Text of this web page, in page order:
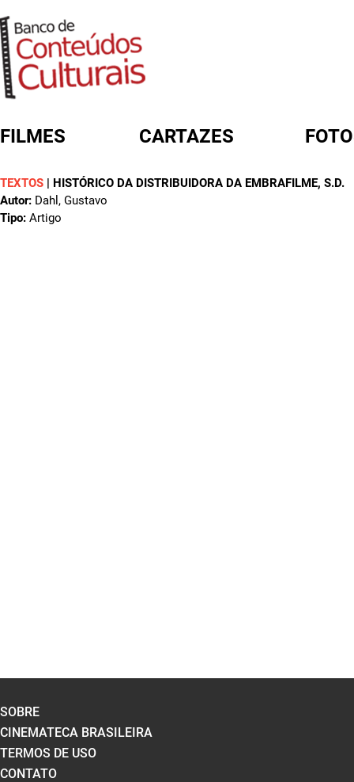
FILMES CARTAZES
TEXTOS | HISTÓRICO DA DISTRIBUIDORA DA EMBRAFILME, S.D.
Autor: Dahl, Gustavo
Tipo: Artigo
FORMULÁRIO DE BUSCA
SOBRE
CINEMATECA BRASILEIRA
TERMOS DE USO
CONTATO